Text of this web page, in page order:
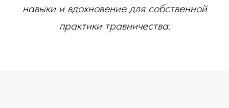
навыки и вдохновение для собственной
практики травничества.